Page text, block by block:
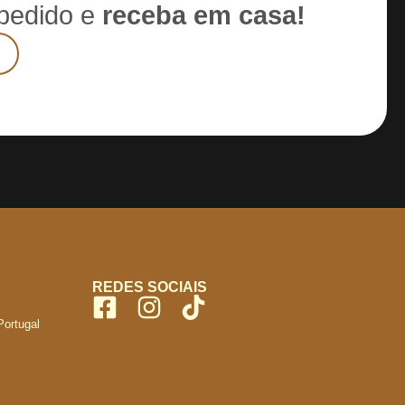
e receba em casa!
REDES SOCIAIS